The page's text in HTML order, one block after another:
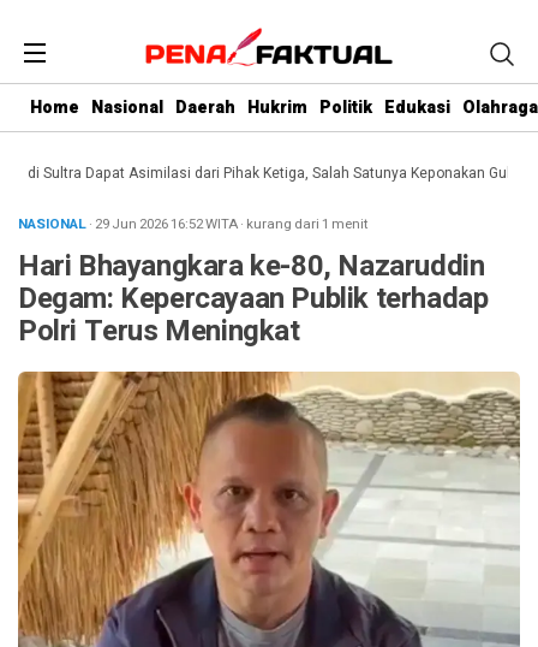
Home Nasional Daerah Hukrim Politik Edukasi Olahraga
Dapat Asimilasi dari Pihak Ketiga, Salah Satunya Keponakan Gubernur
NASIONAL· 29 Jun 202616:52WITA· kurang dari 1 menit
Hari Bhayangkara ke-80, Nazaruddin
Degam: Kepercayaan Publik terhadap
Polri Terus Meningkat